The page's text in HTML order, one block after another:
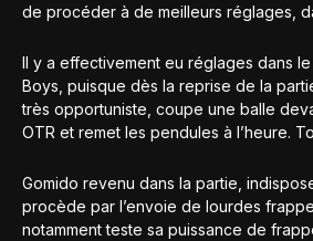
de procéder à de meilleurs réglages,
Il y a effectivement eu réglages dans
Boys, puisque dès la reprise de la
très opportuniste, coupe une balle
OTR et remet les pendules à l’heure.
Gomido revenu dans la partie,
procède par l’envoie de lourdes
notamment teste sa puissance de